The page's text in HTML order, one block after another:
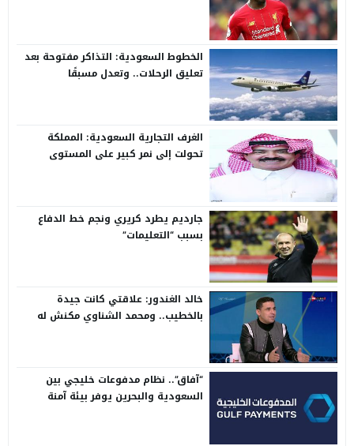
الخطوط السعودية: التذاكر مفتوحة بعد
تعليق الرحلات.. وتعدل مسبقًا
الغرف التجارية السعودية: المملكة
تحولت إلى نمر كبير على المستوى
جارديم يطرد كريري ونجم خط الدفاع
بسبب “التعليمات”
خالد الغندور: علاقتي كانت جيدة
بالخطيب.. ومحمد الشناوي مكنش له
“آفاق”.. نظام مدفوعات خليجي بين
السعودية والبحرين يوفر بيئة آمنة